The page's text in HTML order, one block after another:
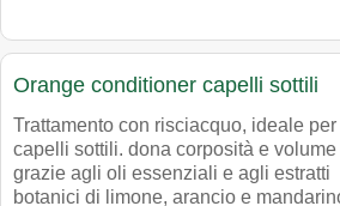
Orange conditioner capelli sottili
Trattamento con risciacquo, ideale per
capelli sottili. dona corposità e volume
grazie agli oli essenziali e agli estratti
botanici di limone, arancio e